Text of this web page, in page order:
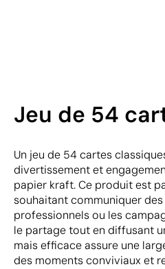
Jeu de 54
Un jeu de 54 cartes
divertissement et
papier kraft. Ce produit est
souhaitant communiquer
professionnels ou les
le partage tout en diffusant
mais efficace assure une
des moments conviviaux et